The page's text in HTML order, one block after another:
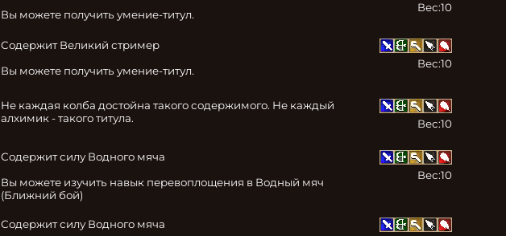
Вы можете получить умение-титул.
Вес:10
Содержит Великий стример
Вы можете получить умение-титул.
Вес:10
Не каждая колба достойна такого содержимого. Не каждый
алхимик - такого титула.
Вес:10
Содержит силу Водного мяча
Вы можете изучить навык перевоплощения в Водный мяч
(Ближний бой)
Вес:10
Содержит силу Водного мяча